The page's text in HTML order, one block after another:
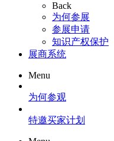
Back
为何参展
参展申请
知识产权保护
展商系统
Menu
为何参观
特邀买家计划